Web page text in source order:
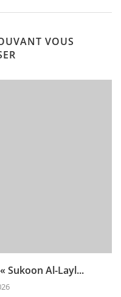
VOUS
Sukoon Al-Layl...